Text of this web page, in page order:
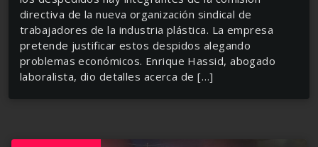
directiva de la nueva organización sindical de
trabajadores de la industria plástica. La empresa
pretende justificar estos despidos alegando
problemas económicos. Enrique Hassid, abogado
laboralista, dio detalles acerca de […]